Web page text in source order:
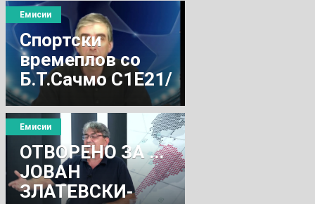
Спортски
времеплов со
Б.Т.Сачмо С1Е21/
Врбица Стефанов
во Барцелона
2002 со
Монтепаски
Емисии
ОТВОРЕНО ЗА ...
ЈОВАН
ЗЛАТЕВСКИ-
Емисии